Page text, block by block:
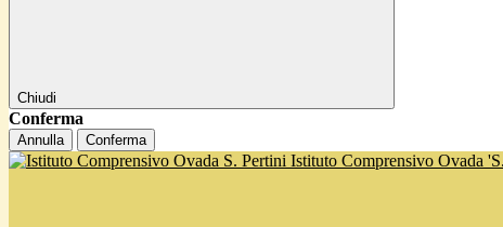
Chiudi
Conferma
Annulla Conferma
Istituto Comprensivo Ovada